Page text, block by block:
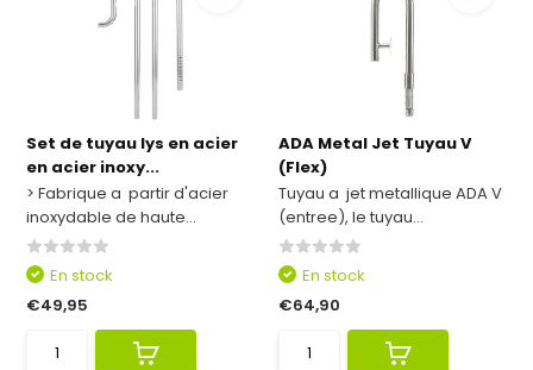
Set de tuyau lys en acier
en acier inoxy...
> Fabrique a partir d'acier
inoxydable de haute...
En stock
€49,95
ADA Metal Jet Tuyau V
(Flex)
Tuyau a jet metallique ADA V
(entree), le tuyau...
En stock
€64,90